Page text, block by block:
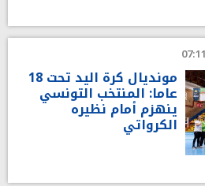
مونديال كرة اليد تحت 18
عاما: المنتخب التونسي
ينهزم أمام نظيره
الكرواتي